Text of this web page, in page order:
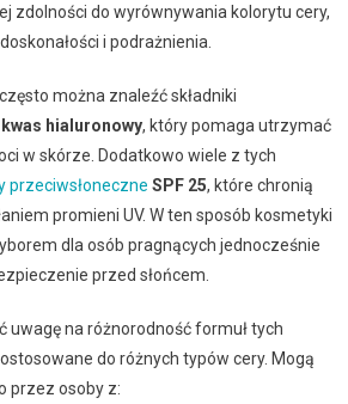
zdolności do wyrównywania kolorytu cery,
i podrażnienia.
można znaleźć składniki
kwas hialuronowy, który pomaga utrzymać
w skórze. Dodatkowo wiele z tych
przeciwsłoneczne SPF 25, które chronią
promieni UV. W ten sposób kosmetyki
dla osób pragnących jednocześnie
przed słońcem.
uwagę na różnorodność formuł tych
do różnych typów cery. Mogą
przez osoby z: